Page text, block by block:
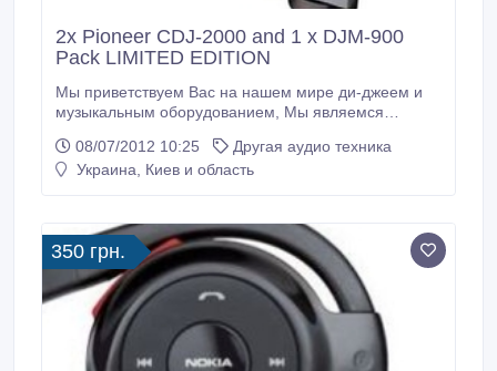
2x Pioneer CDJ-2000 and 1 х DJM-900
Pack LIMITED EDITION
Мы приветствуем Вас на нашем мире ди-джеем и
музыкальным оборудованием, Мы являемся
продукты, наш склад находится в Англии,
Соединенное Королевство. Цены включают
Все продукты являются новые, оригинальные, с 2-х
лет международная гарантия.
08/07/2012 10:25
Другая аудио техника
Украина, Киев и область
350 грн.